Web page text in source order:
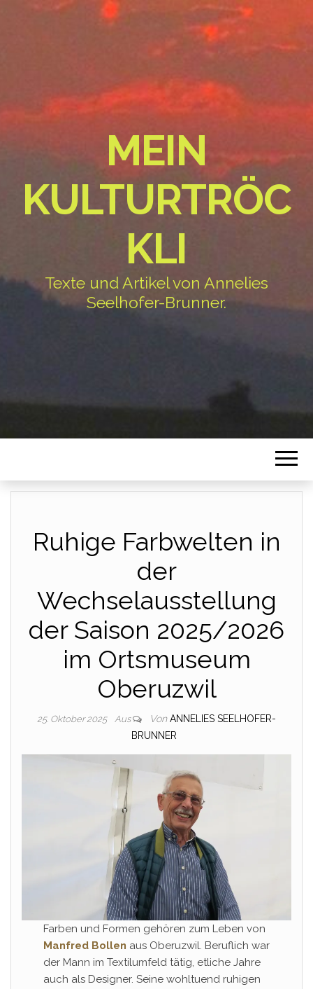
MEIN
KULTURTRÖC
KLI
Texte und Artikel von Annelies
Seelhofer-Brunner.
Ruhige Farbwelten in
der
Wechselausstellung
der Saison 2025/2026
im Ortsmuseum
Oberuzwil
25. Oktober 2025 Aus Von ANNELIES SEELHOFER-
BRUNNER
Farben und Formen gehören zum Leben von
Manfred Bollen aus Oberuzwil. Beruflich war
der Mann im Textilumfeld tätig, etliche Jahre
auch als Designer. Seine wohltuend ruhigen